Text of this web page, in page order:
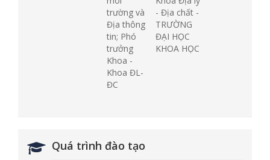
trường và
Địa thông
tin; Phó
trưởng
Khoa -
Khoa ĐL-
ĐC
- Địa chất -
TRƯỜNG
ĐẠI HỌC
KHOA HỌC
Quá trình đào tạo